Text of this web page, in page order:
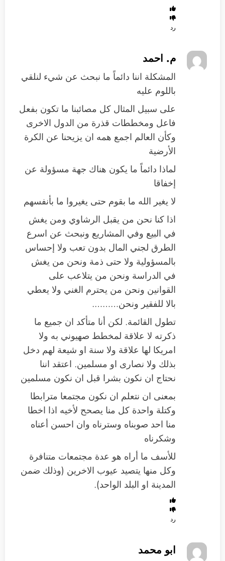
رد
م. احمد
المشكلة اننا دائماً ما نبحث عن شيء لنلقي
باللوم عليه
على سبيل المثال كل مصائبنا ما تكون بفعل
فاعل ومخططات قذرة من الدول الاخرى
وكأن العالم اجمع همه ان يزيحنا عن الكرة
الأرضية
لماذا دائماً ما يكون هناك جهة مسؤولة عن
إخفاقا
لا يغير الله ما بقوم حتى يغيروا ما بأنفسهم
اذا كنا نحن من يقبل الرشاوي ومن يغش
في البيع وفي المشاريع ونبحث عن اسرع
الطرق لجني المال بدون تعب ولا إحساس
بالمسؤولية ولا حتى ذمة ونحن من يغش
في الدراسة ونحن من يتلاعب على
القوانين ونحن من يحترم الغني ولا يعطي
بالا للفقير ونحن……….
تطول القائمة. لكن أنا متأكد ان جميع ما
ذكرته لا علاقة لمخطط صهيوني به ولا
امريكا لها علاقة ولا سنة او شيعة لهم دخل
بذلك ولا نصارى او مسلمين. اعتقد اننا
نحتاج ان نكون بشرا قبل ان نكون مسلمين
بمعنى ان نتعلم ان نكون مجتمعا مترابطا
وكتلة واحدة كل منا يصحح لأخيه اذا اخطا
منا احد صوبناه وسترناه وان احسن أعناه
وشكرناه
للأسف ما أراه هو عدة مجتمعات متنافرة
وكل منها يتصيد عيوب الاخرين (وذلك ضمن
المدينة او البلد الواحد).
رد
ابو محمد